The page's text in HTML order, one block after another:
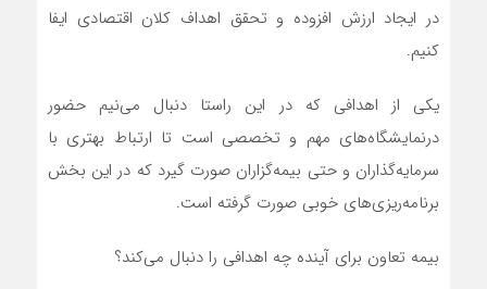
در ایجاد ارزش افزوده و تحقق اهداف کلان اقتصادی ایفا
کنیم.
یکی از اهدافی که در این راستا دنبال می‌نیم حضور
درنمایشگاه‌های مهم و تخصصی است تا ارتباط بهتری با
سرمایه‌گذاران و حتی بیمه‌گزاران صورت گیرد که در این بخش
برنامه‌ریزی‌های خوبی صورت گرفته است.
بیمه تعاون برای آینده چه اهدافی را دنبال می‌کند؟